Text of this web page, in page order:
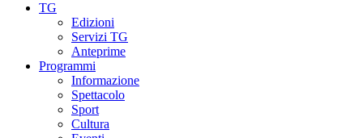
TG
Edizioni
Servizi TG
Anteprime
Programmi
Informazione
Spettacolo
Sport
Cultura